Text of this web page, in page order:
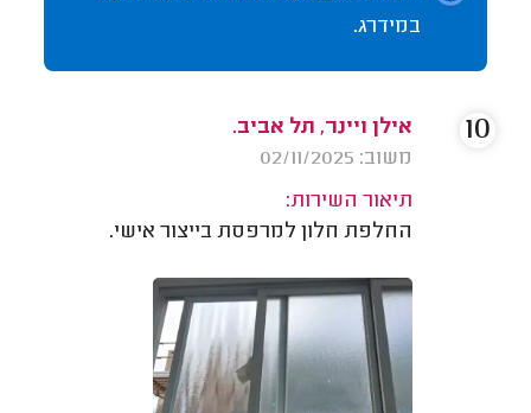
במידרג.
אילן ויינר, תל אביב.
משוב: 02/11/2025
תיאור השירות:
החלפת חלון למרפסת בייצור אישי.
10